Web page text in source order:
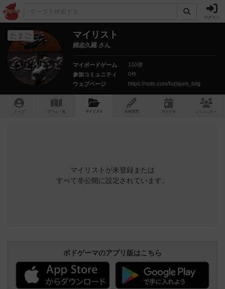
ログイン
たまご マイリスト
婦志久羅 さん
マイボードゲーム
110個
参加コミュニティ
0件
ウェブページ
https://note.com/fuziqura_bdg
トップ ゲーム一覧 マイリスト 投稿履歴 ボ ドゲ コミュニティ
マイリストが未登録または
すべて非公開に設定されています。
ボドゲーマのアプリ版はこちら